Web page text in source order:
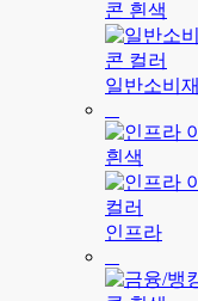
일반소비재
인프라